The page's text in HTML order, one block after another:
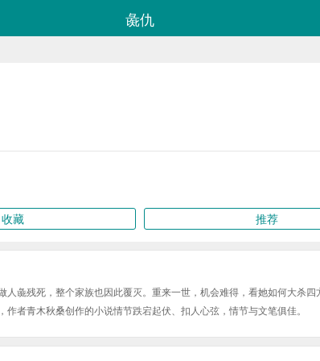
彘仇
收藏 推荐
彘残死，整个家族也因此覆灭。重来一世，机会难得，看她如何大杀
作者青木秋桑创作的小说情节跌宕起伏、扣人心弦，情节与文笔俱佳。